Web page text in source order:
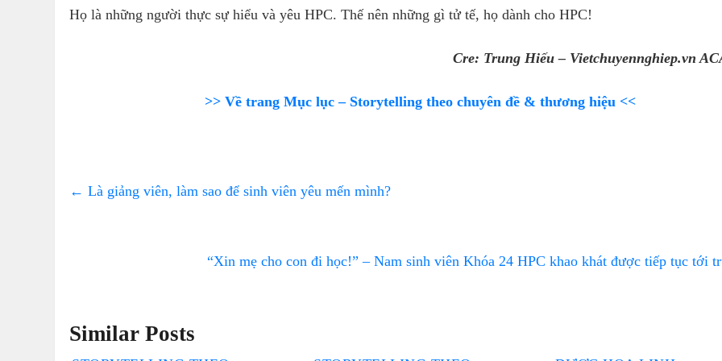
Họ là những người thực sự hiểu và yêu HPC. Thế nên những gì tử tế, họ dành cho HPC!
Cre: Trung Hiếu – Vietchuyennghiep.vn
>> Về trang Mục lục – Storytelling theo chuyên đề & thương hiệu <<
← Là giảng viên, làm sao để sinh viên yêu mến mình?
“Xin mẹ cho con đi học!” – Nam sinh viên Khóa 24 HPC khao khát được tiếp tục tới
Similar Posts